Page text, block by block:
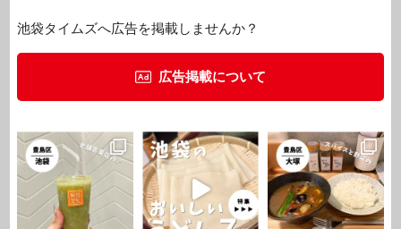
池袋タイムズへ広告を掲載しませんか？
広告掲載について